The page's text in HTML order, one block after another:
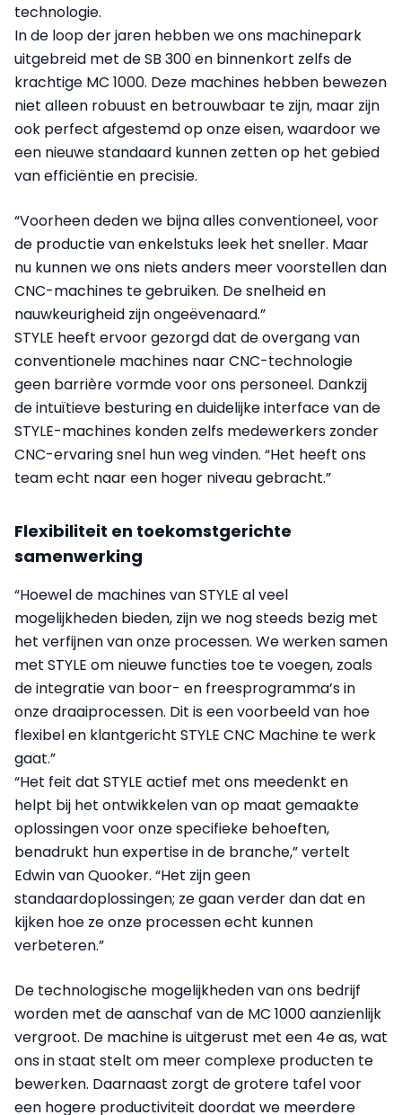
technologie.
In de loop der jaren hebben we ons machinepark
uitgebreid met de SB 300 en binnenkort zelfs de
krachtige MC 1000. Deze machines hebben bewezen
niet alleen robuust en betrouwbaar te zijn, maar zijn
ook perfect afgestemd op onze eisen, waardoor we
een nieuwe standaard kunnen zetten op het gebied
van efficiëntie en precisie.
“Voorheen deden we bijna alles conventioneel, voor
de productie van enkelstuks leek het sneller. Maar
nu kunnen we ons niets anders meer voorstellen dan
CNC-machines te gebruiken. De snelheid en
nauwkeurigheid zijn ongeëvenaard.”
STYLE heeft ervoor gezorgd dat de overgang van
conventionele machines naar CNC-technologie
geen barrière vormde voor ons personeel. Dankzij
de intuïtieve besturing en duidelijke interface van de
STYLE-machines konden zelfs medewerkers zonder
CNC-ervaring snel hun weg vinden. “Het heeft ons
team echt naar een hoger niveau gebracht.”
Flexibiliteit en toekomstgerichte
samenwerking
“Hoewel de machines van STYLE al veel
mogelijkheden bieden, zijn we nog steeds bezig met
het verfijnen van onze processen. We werken samen
met STYLE om nieuwe functies toe te voegen, zoals
de integratie van boor- en freesprogramma’s in
onze draaiprocessen. Dit is een voorbeeld van hoe
flexibel en klantgericht STYLE CNC Machine te werk
gaat.”
“Het feit dat STYLE actief met ons meedenkt en
helpt bij het ontwikkelen van op maat gemaakte
oplossingen voor onze specifieke behoeften,
benadrukt hun expertise in de branche,” vertelt
Edwin van Quooker. “Het zijn geen
standaardoplossingen; ze gaan verder dan dat en
kijken hoe ze onze processen echt kunnen
verbeteren.”
De technologische mogelijkheden van ons bedrijf
worden met de aanschaf van de MC 1000 aanzienlijk
vergroot. De machine is uitgerust met een 4e as, wat
ons in staat stelt om meer complexe producten te
bewerken. Daarnaast zorgt de grotere tafel voor
een hogere productiviteit doordat we meerdere